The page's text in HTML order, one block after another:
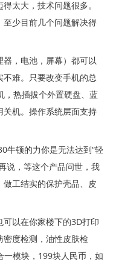
太大，技术问题很多。
少目前几个问题解决得
，电池，屏幕）都可以
难。只要改变手机的总
，热插拔个外置硬盘、蓝
机。操作系统层面支持
牛顿的力你是无法达到“轻
说，等这个产品问世，我
工结实的保护壳品、皮
以在你家楼下的3D打印
度检测，油性皮肤检
一模块，199块人民币，如